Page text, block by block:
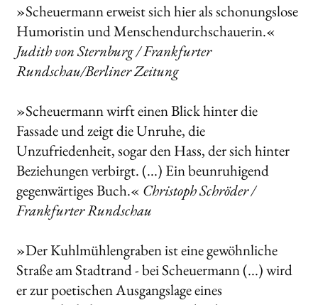
»Scheuermann erweist sich hier als schonungslose
Humoristin und Menschendurchschauerin.«
Judith von Sternburg / Frankfurter
Rundschau/Berliner Zeitung
»Scheuermann wirft einen Blick hinter die
Fassade und zeigt die Unruhe, die
Unzufriedenheit, sogar den Hass, der sich hinter
Beziehungen verbirgt. (...) Ein beunruhigend
gegenwärtiges Buch.« Christoph Schröder /
Frankfurter Rundschau
»Der Kuhlmühlengraben ist eine gewöhnliche
Straße am Stadtrand - bei Scheuermann (...) wird
er zur poetischen Ausgangslage eines